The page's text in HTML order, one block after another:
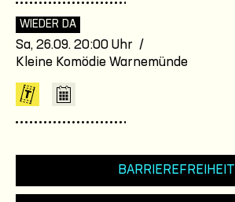
WIEDER DA
Sa, 26.09. 20:00 Uhr /
Kleine Komödie Warnemünde
BARRIEREFREIHEIT